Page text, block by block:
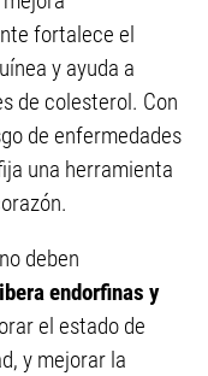
fortalece el
y ayuda a
de colesterol. Con
de enfermedades
una herramienta
deben
endorfinas y
el estado de
y mejorar la